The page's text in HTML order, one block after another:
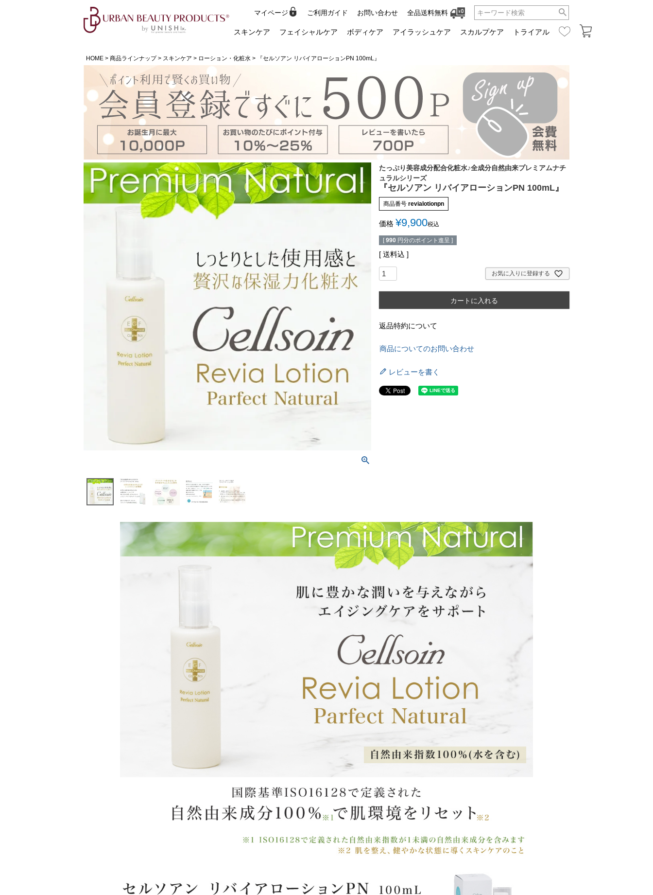
マイページ ご利用ガイド お問い合わせ 全品送料無料
検索
スキンケア フェイシャルケア ボディケア アイラッシュケア スカルプケア トライアル
HOME 商品ラインナップ スキンケア ローション・化粧水 『セルソアン リバイアローションPN 100mL』
たっぷり美容成分配合化粧水♪全成分自然由来プレミアムナチ
ュラルシリーズ
『セルソアン リバイアローションPN 100mL』
商品番号 revialotionpn
価格 ¥9,900税込
[ 990 円分のポイント進呈 ]
送料込
お気に入りに登録する
カートに入れる
返品特約について
商品についてのお問い合わせ
レビューを書く